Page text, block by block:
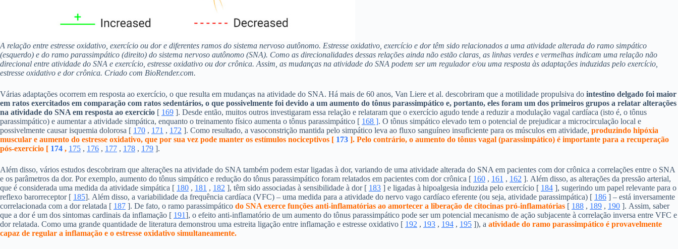
A relação entre estresse oxidativo, exercício ou dor e diferentes ramos do sistema nervoso autônomo. Estresse oxidativo, exercício e dor têm sido relacionados a uma atividade alterada do ramo simpático
(esquerdo) e do ramo parassimpático (direito) do sistema nervoso autônomo (SNA). Como as direcionalidades dessas relações ainda não estão claras, as linhas verdes e vermelhas indicam uma relação não
direcional entre atividade do SNA e exercício, estresse oxidativo ou dor crônica. Assim, as mudanças na atividade do SNA podem ser um regulador e/ou uma resposta às adaptações induzidas pelo exercício,
estresse oxidativo e dor crônica. Criado com BioRender.com.
Várias adaptações ocorrem em resposta ao exercício, o que resulta em mudanças na atividade do SNA. Há mais de 60 anos, Van Liere et al. descobriram que a motilidade propulsiva do intestino delgado foi maior
em ratos exercitados em comparação com ratos sedentários, o que possivelmente foi devido a um aumento do tônus ​​parassimpático e, portanto, eles foram um dos primeiros grupos a relatar alterações
na atividade do SNA em resposta ao exercício [ 169 ]. Desde então, muitos outros investigaram essa relação e relataram que o exercício agudo tende a reduzir a modulação vagal cardíaca (isto é, o tônus ​​
parassimpático) e aumentar a atividade simpática, enquanto o treinamento físico aumenta o tônus ​​parassimpático [ 168 ]. O tônus ​​simpático elevado tem o potencial de prejudicar a microcirculação local e
possivelmente causar isquemia dolorosa [ 170 , 171 , 172 ]. Como resultado, a vasoconstrição mantida pelo simpático leva ao fluxo sanguíneo insuficiente para os músculos em atividade, produzindo hipóxia
muscular e aumento do estresse oxidativo, que por sua vez pode manter os estímulos nociceptivos [ 173 ]. Pelo contrário, o aumento do tônus ​​vagal (parassimpático) é importante para a recuperação
pós-exercício [ 174 , 175 , 176 , 177 , 178 , 179 ].
Além disso, vários estudos descobriram que alterações na atividade do SNA também podem estar ligadas à dor, variando de uma atividade alterada do SNA em pacientes com dor crônica a correlações entre o SNA
e os parâmetros da dor. Por exemplo, aumento do tônus ​​simpático e redução do tônus ​​parassimpático foram relatados em pacientes com dor crônica [ 160 , 161 , 162 ]. Além disso, as alterações da pressão arterial,
que é considerada uma medida da atividade simpática [ 180 , 181 , 182 ], têm sido associadas à sensibilidade à dor [ 183 ] e ligadas à hipoalgesia induzida pelo exercício [ 184 ], sugerindo um papel relevante para o
reflexo barorreceptor [ 185]. Além disso, a variabilidade da frequência cardíaca (VFC) – uma medida para a atividade do nervo vago cardíaco eferente (ou seja, atividade parassimpática) [ 186 ] – está inversamente
correlacionada com a dor relatada [ 187 ]. De fato, o ramo parassimpático do SNA exerce funções anti-inflamatórias ao amortecer a liberação de citocinas pró-inflamatórias [ 188 , 189 , 190 ]. Assim, saber
que a dor é um dos sintomas cardinais da inflamação [ 191], o efeito anti-inflamatório de um aumento do tônus ​​parassimpático pode ser um potencial mecanismo de ação subjacente à correlação inversa entre VFC e
dor relatada. Como uma grande quantidade de literatura demonstrou uma estreita ligação entre inflamação e estresse oxidativo [ 192 , 193 , 194 , 195 ]), a atividade do ramo parassimpático é provavelmente
capaz de regular a inflamação e o estresse oxidativo simultaneamente.